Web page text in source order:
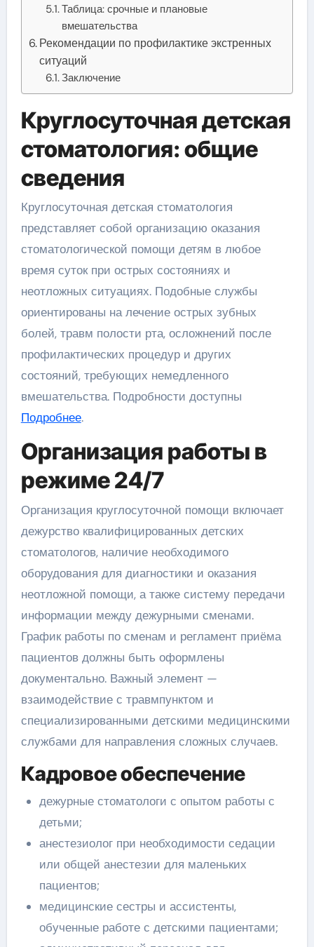
Таблица: срочные и плановые
вмешательства
Рекомендации по профилактике экстренных
ситуаций
Заключение
Круглосуточная детская
стоматология: общие
сведения
Круглосуточная детская стоматология
представляет собой организацию оказания
стоматологической помощи детям в любое
время суток при острых состояниях и
неотложных ситуациях. Подобные службы
ориентированы на лечение острых зубных
болей, травм полости рта, осложнений после
профилактических процедур и других
состояний, требующих немедленного
вмешательства. Подробности доступны
Подробнее.
Организация работы в
режиме 24/7
Организация круглосуточной помощи включает
дежурство квалифицированных детских
стоматологов, наличие необходимого
оборудования для диагностики и оказания
неотложной помощи, а также систему передачи
информации между дежурными сменами.
График работы по сменам и регламент приёма
пациентов должны быть оформлены
документально. Важный элемент —
взаимодействие с травмпунктом и
специализированными детскими медицинскими
службами для направления сложных случаев.
Кадровое обеспечение
дежурные стоматологи с опытом работы с
детьми;
анестезиолог при необходимости седации
или общей анестезии для маленьких
пациентов;
медицинские сестры и ассистенты,
обученные работе с детскими пациентами;